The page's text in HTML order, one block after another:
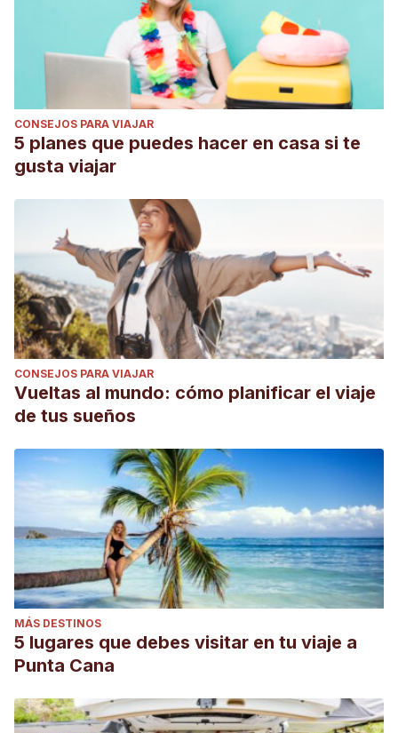
CONSEJOS PARA VIAJAR
5 planes que puedes hacer en casa si te
gusta viajar
CONSEJOS PARA VIAJAR
Vueltas al mundo: cómo planificar el viaje
de tus sueños
MÁS DESTINOS
5 lugares que debes visitar en tu viaje a
Punta Cana